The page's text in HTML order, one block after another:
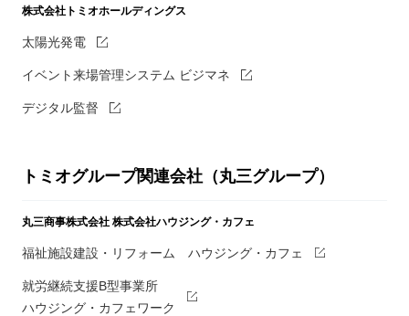
株式会社トミオホールディングス
太陽光発電
イベント来場管理システム ビジマネ
デジタル監督
トミオグループ関連会社（丸三グループ）
丸三商事株式会社 株式会社ハウジング・カフェ
福祉施設建設・リフォーム ハウジング・カフェ
就労継続支援B型事業所
ハウジング・カフェワーク